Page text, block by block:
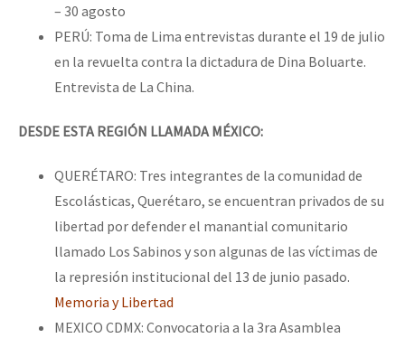
– 30 agosto
PERÚ: Toma de Lima entrevistas durante el 19 de julio
en la revuelta contra la dictadura de Dina Boluarte.
Entrevista de La China.
DESDE ESTA REGIÓN LLAMADA MÉXICO:
QUERÉTARO: Tres integrantes de la comunidad de
Escolásticas, Querétaro, se encuentran privados de su
libertad por defender el manantial comunitario
llamado Los Sabinos y son algunas de las víctimas de
la represión institucional del 13 de junio pasado.
Memoria y Libertad
MEXICO CDMX: Convocatoria a la 3ra Asamblea